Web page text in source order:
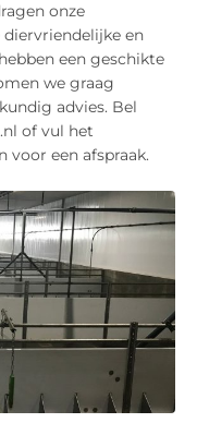
onze
en
een geschikte
we graag
advies. Bel
of vul het
een afspraak.